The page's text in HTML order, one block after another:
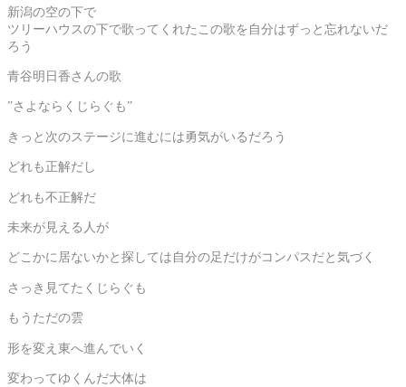
新潟の空の下で
ツリーハウスの下で歌ってくれたこの歌を自分はずっと忘れないだ
ろう
青谷明日香さんの歌
”さよならくじらぐも”
きっと次のステージに進むには勇気がいるだろう
どれも正解だし
どれも不正解だ
未来が見える人が
どこかに居ないかと探しては自分の足だけがコンパスだと気づく
さっき見てたくじらぐも
もうただの雲
形を変え東へ進んでいく
変わってゆくんだ大体は